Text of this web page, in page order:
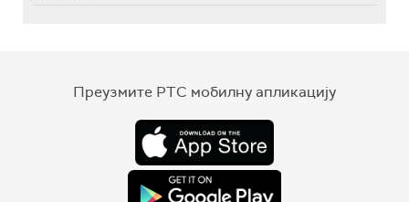
Преузмите РТС мобилну апликацију